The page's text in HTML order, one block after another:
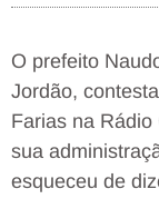
O prefeito
Jordão,
Farias na
sua
esqueceu de